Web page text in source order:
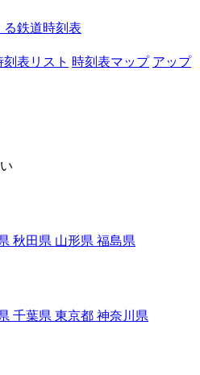
鉄道時刻表
刻表リスト 時刻表マップ アップ
秋田県 山形県 福島県
千葉県 東京都 神奈川県